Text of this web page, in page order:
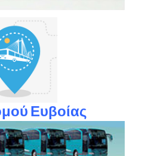
Ευβοίας